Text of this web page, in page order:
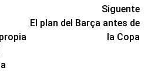
Siguente
El plan del Barça antes de
la Copa